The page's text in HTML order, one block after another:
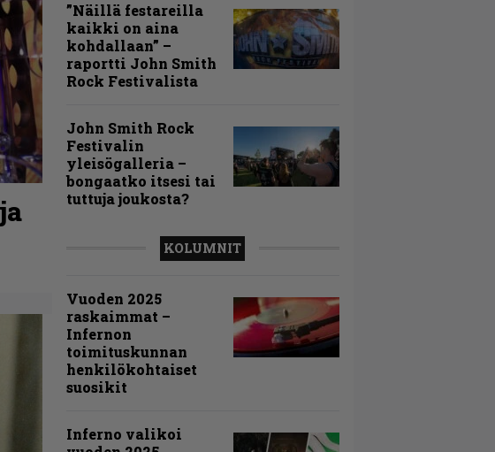
”Näillä festareilla
kaikki on aina
kohdallaan” –
raportti John Smith
Rock Festivalista
John Smith Rock
Festivalin
yleisögalleria –
bongaatko itsesi tai
tuttuja joukosta?
KOLUMNIT
Vuoden 2025
raskaimmat –
Infernon
toimituskunnan
henkilökohtaiset
suosikit
Inferno valikoi